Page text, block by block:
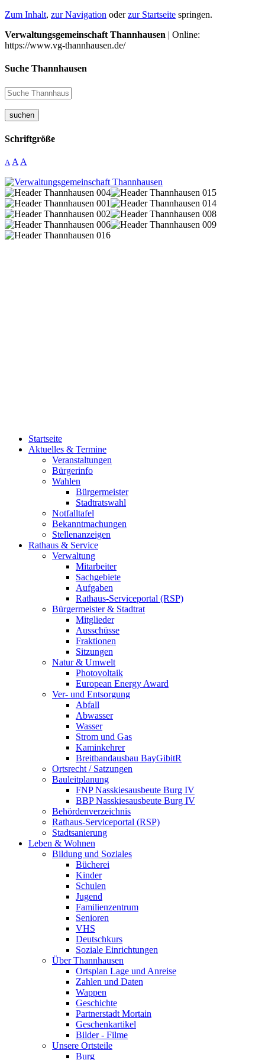
Zum Inhalt, zur Navigation oderzur Startseite springen.
Verwaltungsgemeinschaft Thannhausen | Online:
https://www.vg-thannhausen.de/
Suche Thannhausen
suchen
Schriftgröße
A A A
Startseite
Aktuelles & Termine
Veranstaltungen
Bürgerinfo
Wahlen
Bürgermeister
Stadtratswahl
Notfalltafel
Bekanntmachungen
Stellenanzeigen
Rathaus & Service
Verwaltung
Mitarbeiter
Sachgebiete
Aufgaben
Rathaus-Serviceportal (RSP)
Bürgermeister & Stadtrat
Mitglieder
Ausschüsse
Fraktionen
Sitzungen
Natur & Umwelt
Photovoltaik
European Energy Award
Ver- und Entsorgung
Abfall
Abwasser
Wasser
Strom und Gas
Kaminkehrer
Breitbandausbau BayGibitR
Ortsrecht / Satzungen
Bauleitplanung
FNP Nasskiesausbeute Burg IV
BBP Nasskiesausbeute Burg IV
Behördenverzeichnis
Rathaus-Serviceportal (RSP)
Stadtsanierung
Leben & Wohnen
Bildung und Soziales
Bücherei
Kinder
Schulen
Jugend
Familienzentrum
Senioren
VHS
Deutschkurs
Soziale Einrichtungen
Über Thannhausen
Ortsplan Lage und Anreise
Zahlen und Daten
Wappen
Geschichte
Partnerstadt Mortain
Geschenkartikel
Bilder - Filme
Unsere Ortsteile
Burg